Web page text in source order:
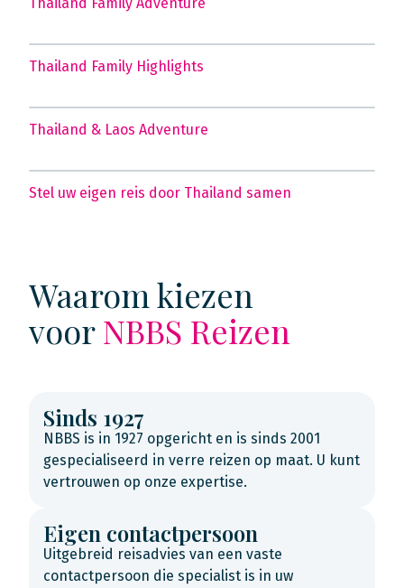
Thailand Family Highlights
Thailand & Laos Adventure
Stel uw eigen reis door Thailand samen
Waarom kiezen
voorNBBS Reizen
Sinds 1927
NBBS is in 1927 opgericht en is sinds 2001
gespecialiseerd in verre reizen op maat. U kunt
vertrouwen op onze expertise.
Eigen contactpersoon
Uitgebreid reisadvies van een vaste
contactpersoon die specialist is in uw